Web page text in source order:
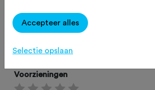
Voorzieningen
Accepteer alles
Selectie opslaan